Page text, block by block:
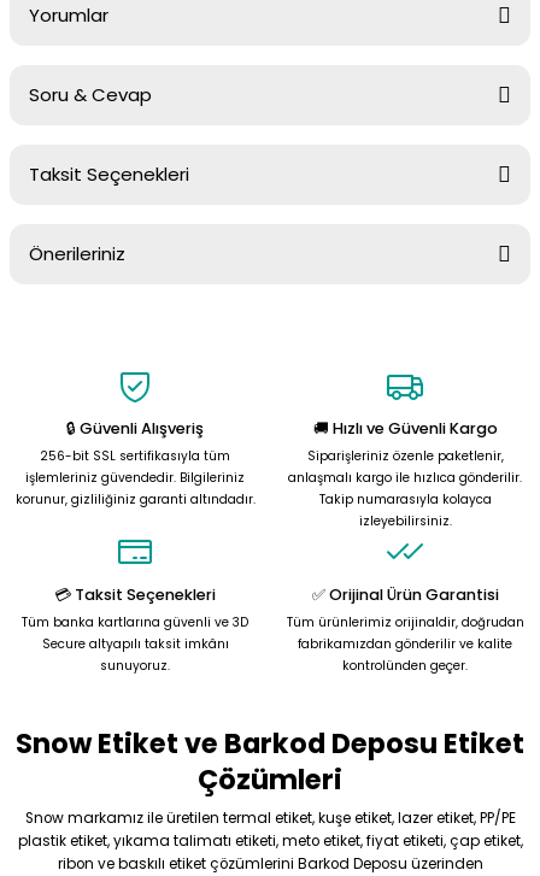
Yorumlar
Soru & Cevap
Ürün hakkında henüz soru sorulmamış.
Taksit Seçenekleri
Önerileriniz
Görüş ve önerileriniz için teşekkür ederiz.
Ürün resmi kalitesiz, bozuk veya görüntülenemiyor.
Ürün açıklamasında eksik bilgiler bulunuyor.
Ürün bilgilerinde hatalar bulunuyor.
Ürün fiyatı diğer sitelerden daha pahalı.
Gönder
🔒 Güvenli Alışveriş
256-bit SSL sertifikasıyla tüm
işlemleriniz güvendedir. Bilgileriniz
korunur, gizliliğiniz garanti altındadır.
🚚 Hızlı ve Güvenli Kargo
Siparişleriniz özenle paketlenir,
anlaşmalı kargo ile hızlıca gönderilir.
Takip numarasıyla kolayca
izleyebilirsiniz.
💳 Taksit Seçenekleri
Tüm banka kartlarına güvenli ve 3D
Secure altyapılı taksit imkânı
sunuyoruz.
✅ Orijinal Ürün Garantisi
Tüm ürünlerimiz orijinaldir, doğrudan
fabrikamızdan gönderilir ve kalite
kontrolünden geçer.
Snow Etiket ve Barkod Deposu Etiket
Çözümleri
Snow markamız ile üretilen termal etiket, kuşe etiket, lazer etiket, PP/PE
plastik etiket, yıkama talimatı etiketi, meto etiket, fiyat etiketi, çap etiket,
ribon ve baskılı etiket çözümlerini Barkod Deposu üzerinden